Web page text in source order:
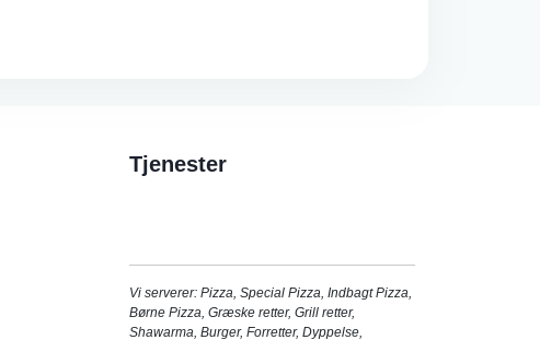
Tjenester
Vi serverer: Pizza, Special Pizza, Indbagt Pizza,
Børne Pizza, Græske retter, Grill retter,
Shawarma, Burger, Forretter, Dyppelse,